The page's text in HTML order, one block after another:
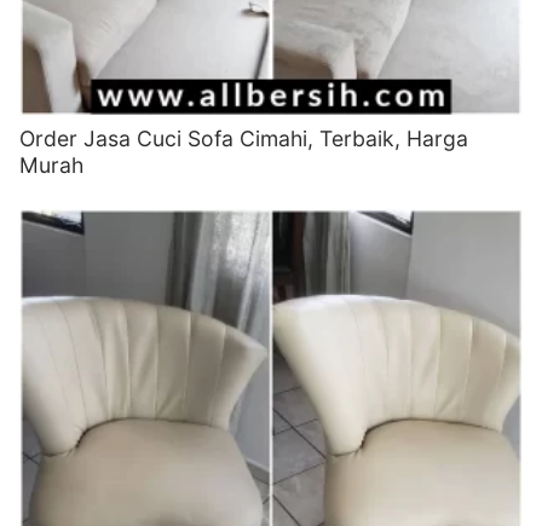
Order Jasa Cuci Sofa Cimahi, Terbaik, Harga
Murah